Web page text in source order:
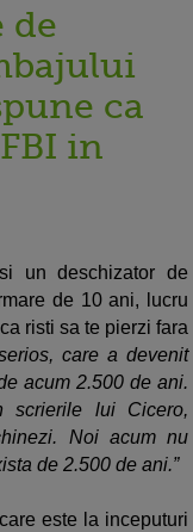
de
ca
in
un deschizator de
de 10 ani, lucru
risti sa te pierzi fara
care a devenit
acum 2.500 de ani.
scrierile lui Cicero,
Noi acum nu
de 2.500 de ani.”
este la inceputuri